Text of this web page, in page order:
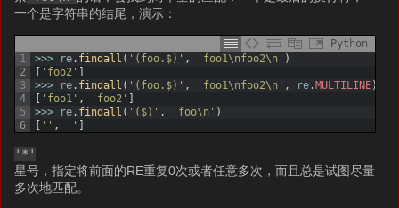
一个是字符串的结尾，演示：
Python
1
2
3
4
5
6
>>> re. findall ( '(foo.$)' , 'foo1\nfoo2\n' )
[ 'foo2' ]
>>>
re. findall ( '(foo.$)' , 'foo1\nfoo2\n' , re.MULTILINE)
[ 'foo1' , 'foo2' ]
>>>
re. findall ( '($)' , 'foo\n' )
[ '' , '' ]
'*'
星号，指定将前面的RE重复0次或者任意多次，而且总是试图尽量
多次地匹配。